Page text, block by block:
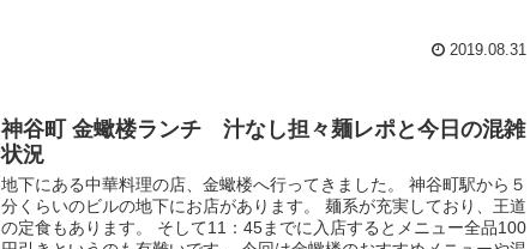
2019.08.31
神谷町 金蠍楼ランチ 汁なし担々麺レポと今日の混雑
状況
地下にある中華料理の店、金蠍楼へ行ってきました。 神谷町駅から５
分くらいのビルの地下にお店があります。 麺系が充実しており、王道
の定食もあります。 そして11：45までに入店するとメニュー全品100